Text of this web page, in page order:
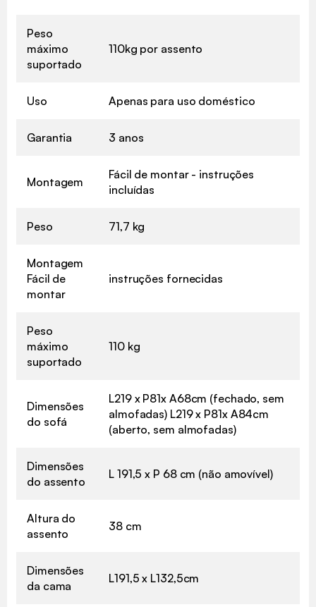
Peso
máximo
suportado
110kg por assento
Uso Apenas para uso doméstico
Garantia 3 anos
Montagem
Fácil de montar - instruções
incluídas
Peso 71,7 kg
Montagem
Fácil de
montar
instruções fornecidas
Peso
máximo
suportado
110 kg
Dimensões
do sofá
L219 x P81x A68cm (fechado, sem
almofadas) L219 x P81x A84cm
(aberto, sem almofadas)
Dimensões
do assento
L 191,5 x P 68 cm (não amovível)
Altura do
assento
38 cm
Dimensões
da cama
L191,5 x L132,5cm